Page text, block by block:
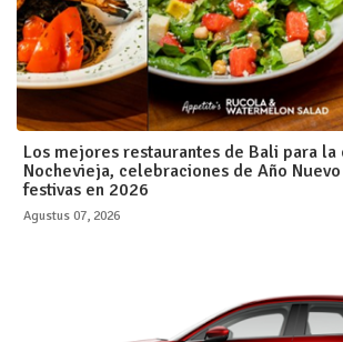
Los mejores restaurantes de Bali para la
Nochevieja, celebraciones de Año
festivas en 2026
Agustus 07, 2026